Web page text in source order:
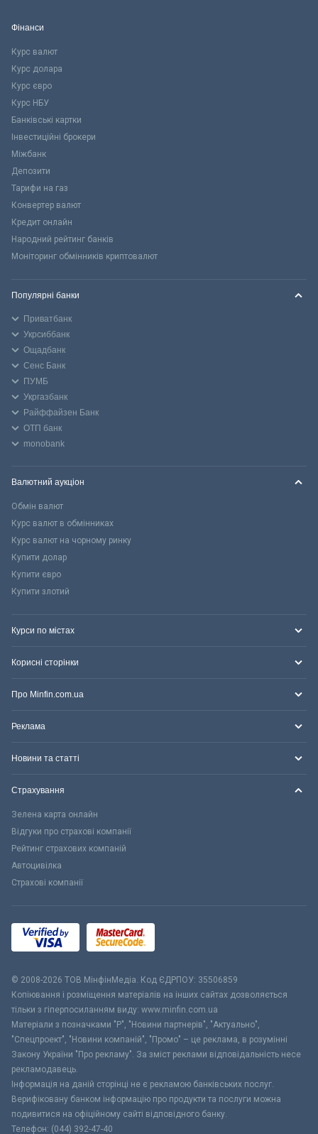
Фінанси
Курс валют
Курс долара
Курс євро
Курс НБУ
Банківські картки
Інвестиційні брокери
Міжбанк
Депозити
Тарифи на газ
Конвертер валют
Кредит онлайн
Народний рейтинг банків
Моніторинг обмінників криптовалют
Популярні банки
Приватбанк
Укрсиббанк
Ощадбанк
Сенс Банк
ПУМБ
Укргазбанк
Райффайзен Банк
ОТП банк
monobank
Валютний аукціон
Обмін валют
Курс валют в обмінниках
Курс валют на чорному ринку
Купити долар
Купити євро
Купити злотий
Курси по містах
Корисні сторінки
Про Minfin.com.ua
Реклама
Новини та статті
Страхування
Зелена карта онлайн
Відгуки про страхові компанії
Рейтинг страхових компаній
Автоцивілка
Страхові компанії
© 2008-2026 ТОВ МiнфiнМедiа. Код ЄДРПОУ: 35506859
Копіювання і розміщення матеріалів на інших сайтах дозволяється
тільки з гіперпосиланням виду: www.minfin.com.ua
Матеріали з позначками "Р", "Новини партнерів", "Актуально",
"Спецпроект", "Новини компаній", "Промо" – це реклама, в розумінні
Закону України "Про рекламу". За зміст реклами відповідальність несе
рекламодавець.
Інформація на даній сторінці не є рекламою банківських послуг.
Верифіковану банком інформацію про продукти та послуги можна
подивитися на офіційному сайті відповідного банку.
Телефон: (044) 392-47-40